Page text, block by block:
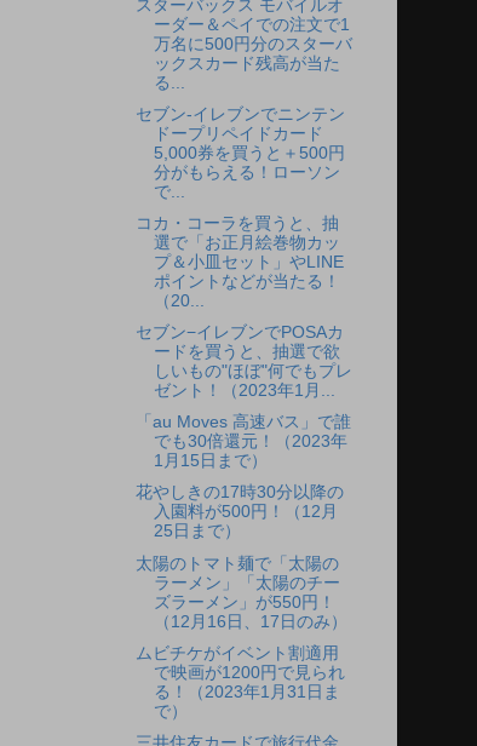
スターバックス モバイルオ
ーダー＆ペイでの注文で1
万名に500円分のスターバ
ックスカード残高が当た
る...
セブン-イレブンでニンテン
ドープリペイドカード
5,000券を買うと＋500円
分がもらえる！ローソン
で...
コカ・コーラを買うと、抽
選で「お正月絵巻物カッ
プ＆小皿セット」やLINE
ポイントなどが当たる！
（20...
セブン−イレブンでPOSAカ
ードを買うと、抽選で欲
しいもの"ほぼ"何でもプレ
ゼント！（2023年1月...
「au Moves 高速バス」で誰
でも30倍還元！（2023年
1月15日まで）
花やしきの17時30分以降の
入園料が500円！（12月
25日まで）
太陽のトマト麺で「太陽の
ラーメン」「太陽のチー
ズラーメン」が550円！
（12月16日、17日のみ）
ムビチケがイベント割適用
で映画が1200円で見られ
る！（2023年1月31日ま
で）